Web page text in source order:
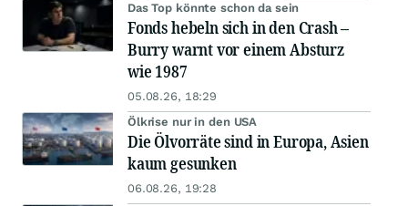
Das Top könnte schon da sein
Fonds hebeln sich in den Crash –
Burry warnt vor einem Absturz
wie 1987
05.08.26, 18:29
Ölkrise nur in den USA
Die Ölvorräte sind in Europa, Asien
kaum gesunken
06.08.26, 19:28